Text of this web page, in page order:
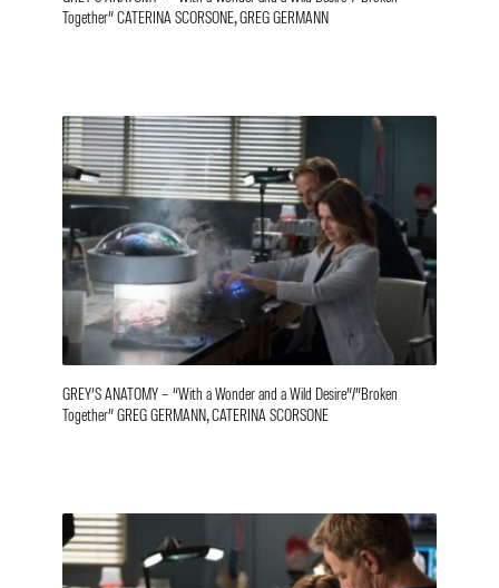
Together” CATERINA SCORSONE, GREG GERMANN
GREY’S ANATOMY – “With a Wonder and a Wild Desire”/”Broken
Together” GREG GERMANN, CATERINA SCORSONE